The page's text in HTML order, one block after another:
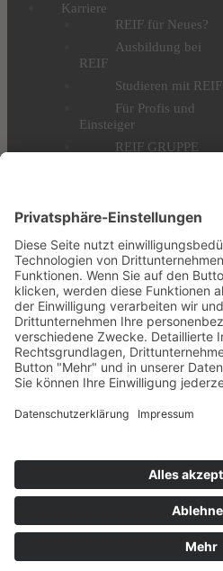
Karriere
REIF für Neues?
Ausbildung bei
REIF
Studieren mit REIF
Für Profis und
Einsteiger
REIF GRUPPE
Downloads
Datenschutz
Impressum